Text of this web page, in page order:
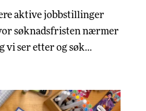
aktive jobbstillinger
søknadsfristen nærmer
vi ser etter og søk…